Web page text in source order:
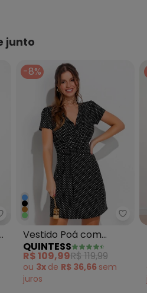
junto
- Macacão Azul
-8%
Vestido Poá com
Decote Transpassado
QUINTESS
R$ 109,99R$ 119,99
ou 3x de R$ 36,66 sem
juros